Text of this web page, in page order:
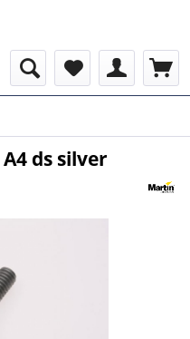
ds silver